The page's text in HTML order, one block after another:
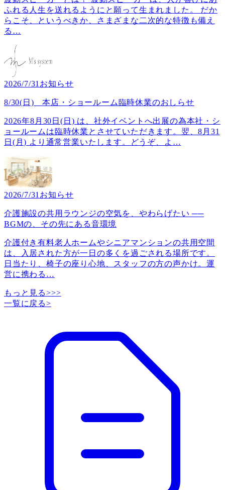
ふれる人生を送れるようにと願って生まれました。 だか
らこそ、というべきか、さまざまな二次的な特徴も備え
る …
2026/7/31 お知らせ
8/30(日) 本店・ショールーム臨時休業のおしらせ
2026年8月30日(日) は、社外イベントへ出展の為本社・シ
ョールームは臨時休業とさせていただきます。翌、8月31
日(月) より通常営業いたします。どうぞ、よ …
2026/7/31 お知らせ
介護施設の共用ラウンジの空気を、やわらげたい ──
BGMの、その先にある音環境
介護付き有料老人ホームやシニアマンションの共用空間
は、入居された方が一日の多くを過ごされる場所です。
日当たり、椅子の座り心地、スタッフの方の声かけ。運
営に携わる …
もっと見る>>>
一覧に戻る>